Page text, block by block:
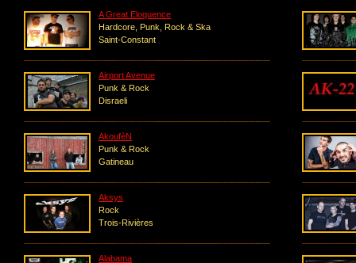
A Great Eloquence
Hardcore, Punk, Rock & Ska
Saint-Constant
Airport Avenue
Punk & Rock
Disraeli
AkoufèN
Punk & Rock
Gatineau
Aksys
Rock
Trois-Rivières
Alabama